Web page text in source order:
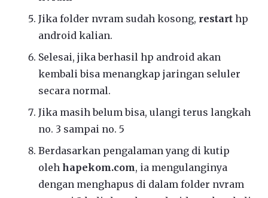
Jika folder nvram sudah kosong, restart hp
android kalian.
Selesai, jika berhasil hp android akan
kembali bisa menangkap jaringan seluler
secara normal.
Jika masih belum bisa, ulangi terus langkah
no. 3 sampai no. 5
Berdasarkan pengalaman yang di kutip
oleh hapekom.com, ia mengulanginya
dengan menghapus di dalam folder nvram